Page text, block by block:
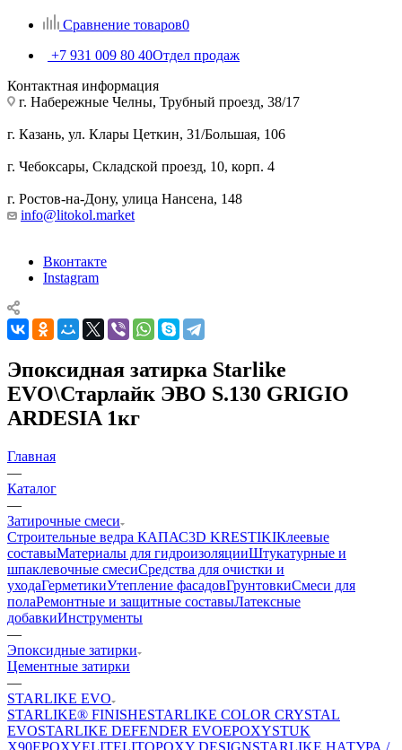
Сравнение товаров0
+7 931 009 80 40Отдел продаж
Контактная информация
г. Набережные Челны, Трубный проезд, 38/17
г. Казань, ул. Клары Цеткин, 31/Большая, 106
г. Чебоксары, Складской проезд, 10, корп. 4
г. Ростов-на-Дону, улица Нансена, 148
info@litokol.market
Вконтакте
Instagram
Эпоксидная затирка Starlike
EVO\Старлайк ЭВО S.130 GRIGIO
ARDESIA 1кг
Главная
—
Каталог
—
Затирочные смеси
Строительные ведра КАПАС3D KRESTIKIКлеевые
составыМатериалы для гидроизоляцииШтукатурные и
шпаклевочные смесиСредства для очистки и
уходаГерметикиУтепление фасадовГрунтовкиСмеси для
полаРемонтные и защитные составыЛатексные
добавкиИнструменты
—
Эпоксидные затирки
Цементные затирки
—
STARLIKE EVO
STARLIKE® FINISHESTARLIKE COLOR CRYSTAL
EVOSTARLIKE DEFENDER EVOEPOXYSTUK
X90EPOXYELITELITOPOXY DESIGNSTARLIKE НАТУРА /